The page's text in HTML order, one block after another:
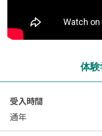
体
受入時間
通年